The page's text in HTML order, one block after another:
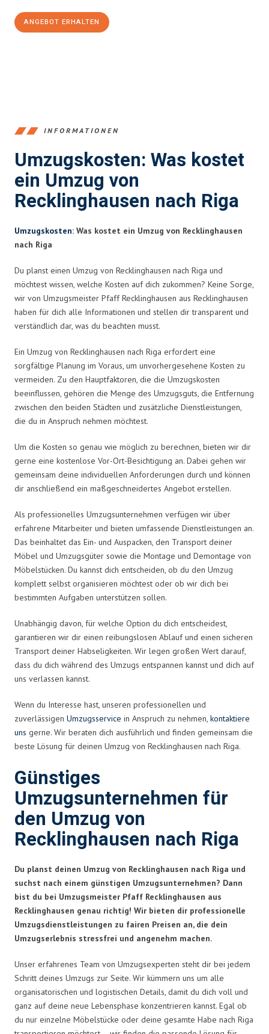
ANGEBOT ERHALTEN
INFORMATIONEN
Umzugskosten: Was kostet
ein Umzug von
Recklinghausen nach Riga
Umzugskosten: Was kostet ein Umzug von Recklinghausen
nach Riga
Du planst einen Umzug von Recklinghausen nach Riga und
möchtest wissen, welche Kosten auf dich zukommen? Keine Sorge,
wir von Umzugsmeister Pfaff Recklinghausen aus Recklinghausen
haben für dich alle Informationen und stellen dir transparent und
verständlich dar, was du beachten musst.
Ein Umzug von Recklinghausen nach Riga erfordert eine
sorgfältige Planung im Voraus, um unvorhergesehene Kosten zu
vermeiden. Zu den Hauptfaktoren, die die Umzugskosten
beeinflussen, gehören die Menge des Umzugsguts, die Entfernung
zwischen den beiden Städten und zusätzliche Dienstleistungen,
die du in Anspruch nehmen möchtest.
Um die Kosten so genau wie möglich zu berechnen, bieten wir dir
gerne eine kostenlose Vor-Ort-Besichtigung an. Dabei gehen wir
gemeinsam deine individuellen Anforderungen durch und können
dir anschließend ein maßgeschneidertes Angebot erstellen.
Als professionelles Umzugsunternehmen verfügen wir über
erfahrene Mitarbeiter und bieten umfassende Dienstleistungen an.
Das beinhaltet das Ein- und Auspacken, den Transport deiner
Möbel und Umzugsgüter sowie die Montage und Demontage von
Möbelstücken. Du kannst dich entscheiden, ob du den Umzug
komplett selbst organisieren möchtest oder ob wir dich bei
bestimmten Aufgaben unterstützen sollen.
Unabhängig davon, für welche Option du dich entscheidest,
garantieren wir dir einen reibungslosen Ablauf und einen sicheren
Transport deiner Habseligkeiten. Wir legen großen Wert darauf,
dass du dich während des Umzugs entspannen kannst und dich auf
uns verlassen kannst.
Wenn du Interesse hast, unseren professionellen und
zuverlässigen Umzugsservice in Anspruch zu nehmen, kontaktiere
uns gerne. Wir beraten dich ausführlich und finden gemeinsam die
beste Lösung für deinen Umzug von Recklinghausen nach Riga.
Günstiges
Umzugsunternehmen für
den Umzug von
Recklinghausen nach Riga
Du planst deinen Umzug von Recklinghausen nach Riga und
suchst nach einem günstigen Umzugsunternehmen? Dann
bist du bei Umzugsmeister Pfaff Recklinghausen aus
Recklinghausen genau richtig! Wir bieten dir professionelle
Umzugsdienstleistungen zu fairen Preisen an, die dein
Umzugserlebnis stressfrei und angenehm machen.
Unser erfahrenes Team von Umzugsexperten steht dir bei jedem
Schritt deines Umzugs zur Seite. Wir kümmern uns um alle
organisatorischen und logistischen Details, damit du dich voll und
ganz auf deine neue Lebensphase konzentrieren kannst. Egal ob
du nur einzelne Möbelstücke oder deine gesamte Habe nach Riga